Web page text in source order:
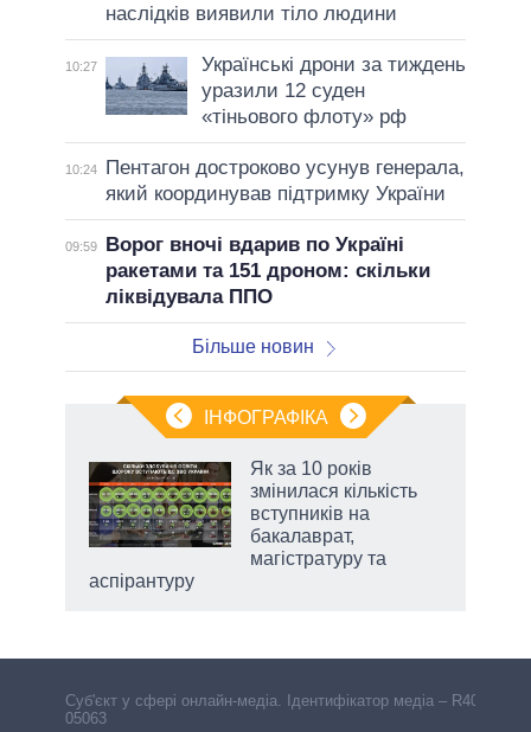
наслідків виявили тіло людини
10:27
Українські дрони за тиждень
уразили 12 суден
«тіньового флоту» рф
10:24
Пентагон достроково усунув генерала,
який координував підтримку України
09:59
Ворог вночі вдарив по Україні
ракетами та 151 дроном: скільки
ліквідувала ППО
Більше новин
ІНФОГРАФІКА
Як за 10 років
змінилася кількість
вступників на
бакалаврат,
магістратуру та
аспірантуру
Cуб'єкт у сфері онлайн-медіа. Ідентифікатор медіа – R40-
05063